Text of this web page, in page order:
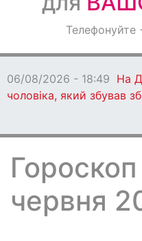
Оголошення
06/08/2026 - 18:49 На
чоловіка, який збував
червня